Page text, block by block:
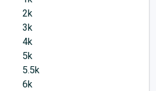
2k
3k
4k
5k
5.5k
6k